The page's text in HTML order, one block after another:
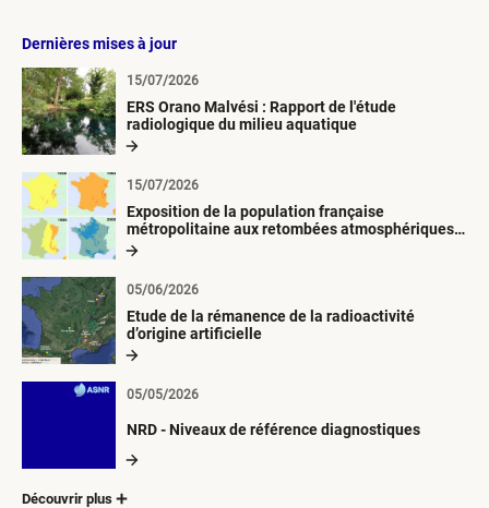
Dernières mises à jour
ERS Orano Malvési : Rapport de l'étude
radiologique du milieu aquatique
15/07/2026
Exposition de la population française
métropolitaine aux retombées atmosphériques
radioactives depuis 1945
15/07/2026
Etude de la rémanence de la radioactivité
d’origine artificielle
05/06/2026
NRD - Niveaux de référence diagnostiques
05/05/2026
Découvrir plus